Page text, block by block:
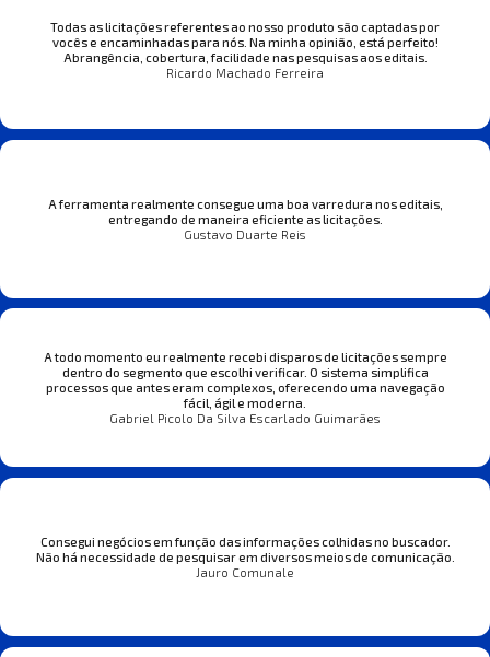
Todas as licitações referentes ao nosso produto são captadas por
vocês e encaminhadas para nós. Na minha opinião, está perfeito!
Abrangência, cobertura, facilidade nas pesquisas aos editais.
Ricardo Machado Ferreira
A ferramenta realmente consegue uma boa varredura nos editais,
entregando de maneira eficiente as licitações.
Gustavo Duarte Reis
A todo momento eu realmente recebi disparos de licitações sempre
dentro do segmento que escolhi verificar. O sistema simplifica
processos que antes eram complexos, oferecendo uma navegação
fácil, ágil e moderna.
Gabriel Picolo Da Silva Escarlado Guimarães
Consegui negócios em função das informações colhidas no buscador.
Não há necessidade de pesquisar em diversos meios de comunicação.
Jauro Comunale